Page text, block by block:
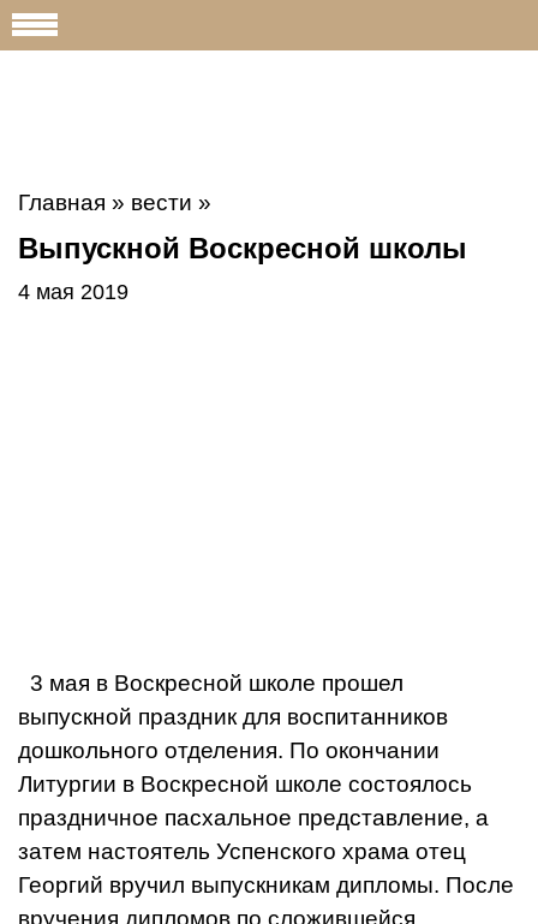
Главная » вести »
Выпускной Воскресной школы
4 мая 2019
3 мая в Воскресной школе прошел
выпускной праздник для воспитанников
дошкольного отделения. По окончании
Литургии в Воскресной школе состоялось
праздничное пасхальное представление, а
затем настоятель Успенского храма отец
Георгий вручил выпускникам дипломы. После